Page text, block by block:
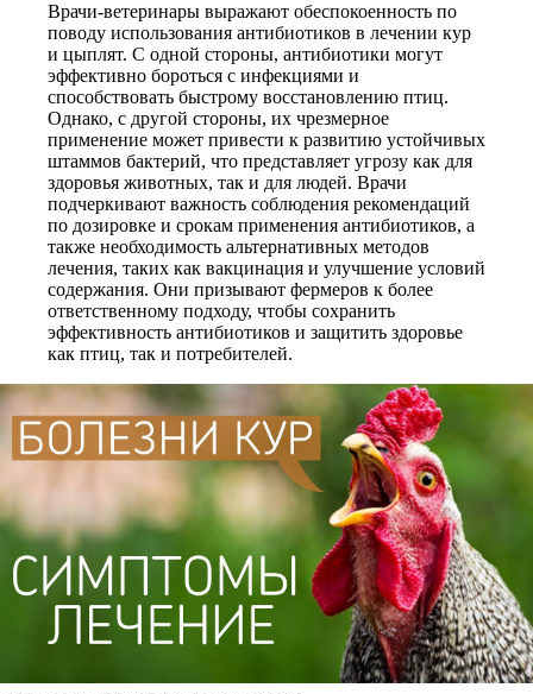
Врачи-ветеринары выражают обеспокоенность по
поводу использования антибиотиков в лечении кур
и цыплят. С одной стороны, антибиотики могут
эффективно бороться с инфекциями и
способствовать быстрому восстановлению птиц.
Однако, с другой стороны, их чрезмерное
применение может привести к развитию устойчивых
штаммов бактерий, что представляет угрозу как для
здоровья животных, так и для людей. Врачи
подчеркивают важность соблюдения рекомендаций
по дозировке и срокам применения антибиотиков, а
также необходимость альтернативных методов
лечения, таких как вакцинация и улучшение условий
содержания. Они призывают фермеров к более
ответственному подходу, чтобы сохранить
эффективность антибиотиков и защитить здоровье
как птиц, так и потребителей.